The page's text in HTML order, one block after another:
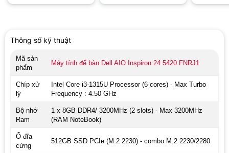
Office)
Home +
Thông số kỹ thuật
Mã sản
phẩm
Máy tính để bàn Dell AIO Inspiron 24 5420 FNRJ1
Chíp xử
lý
Intel Core i3-1315U Processor (6 cores) - Max Turbo
Frequency : 4.50 GHz
Bộ nhớ
Ram
1 x 8GB DDR4/ 3200MHz (2 slots) - Max 3200MHz
(RAM NoteBook)
Ổ đĩa
cứng
512GB SSD PCIe (M.2 2230) - combo M.2 2230/2280